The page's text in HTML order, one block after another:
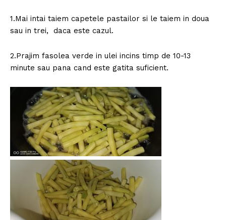
1.Mai intai taiem capetele pastailor si le taiem in doua
sau in trei, daca este cazul.
2.Prajim fasolea verde in ulei incins timp de 10-13
minute sau pana cand este gatita suficient.